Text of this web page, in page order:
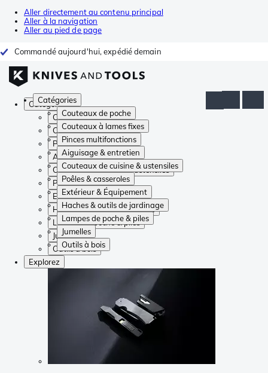
Aller directement au contenu principal
Aller à la navigation
Aller au pied de page
Commandé aujourd'hui, expédié demain
Catégories
Couteaux de poche
Couteaux à lames fixes
Pinces multifonctions
Aiguisage & entretien
Couteaux de cuisine & ustensiles
Poêles & casseroles
Extérieur & Équipement
Haches & outils de jardinage
Lampes de poche & piles
Jumelles
Outils à bois
Catégories
Couteaux de poche
Couteaux à lames fixes
Pinces multifonctions
Aiguisage & entretien
Couteaux de cuisine & ustensiles
Poêles & casseroles
Extérieur & Équipement
Haches & outils de jardinage
Lampes de poche & piles
Jumelles
Outils à bois
Explorez